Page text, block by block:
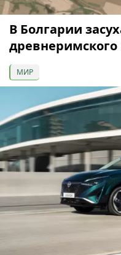
В Болгарии
древнеримского
МИР